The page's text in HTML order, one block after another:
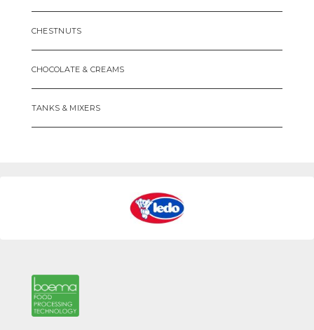
CHESTNUTS
CHOCOLATE & CREAMS
TANKS & MIXERS